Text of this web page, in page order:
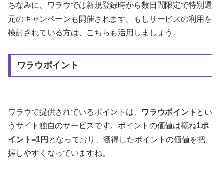
ちなみに、ワラウでは新規登録時から数日間限定で特別還
元のキャンペーンも開催されます。もしサービスの利用を
検討されている方は、こちらも活用しましょう。
ワラウポイント
ワラウで提供されているポイントは、 ワラウポイント とい
うサイト独自のサービスです。ポイントの価値は概ね1ポ
イント=1円 となっており、獲得したポイントの価値を把
握しやすくなっていますね。